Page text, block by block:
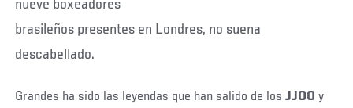
nueve boxeadores
brasileños presentes en Londres, no suena
descabellado.
Grandes ha sido las leyendas que han salido de losJJOO y